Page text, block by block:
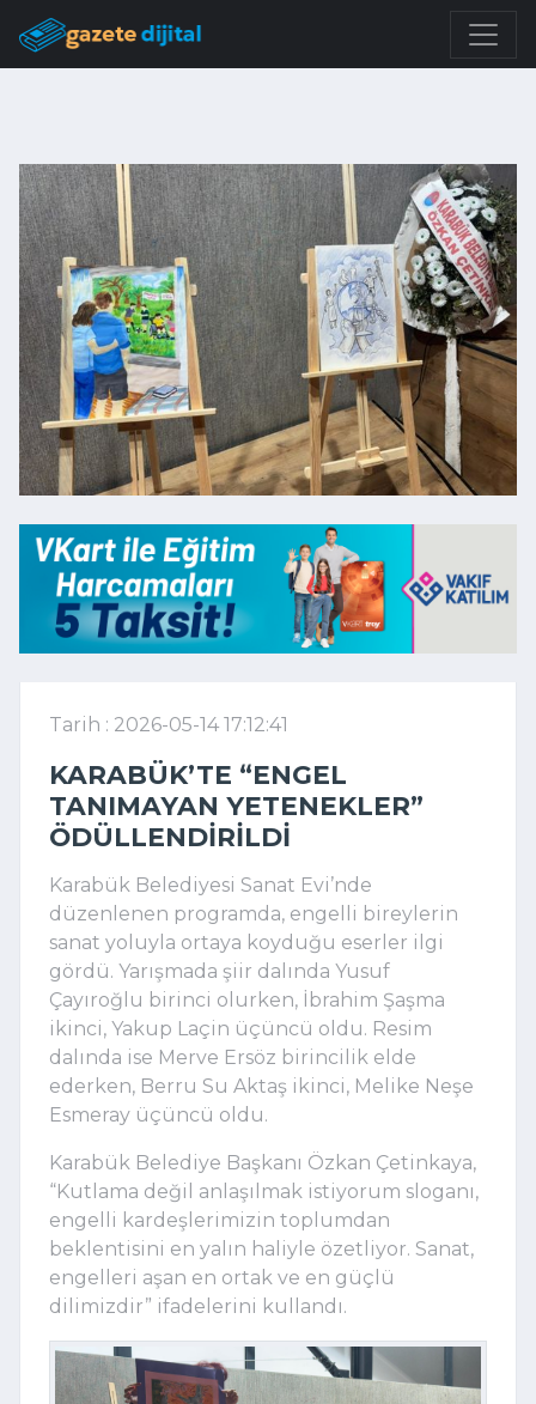
Tarih : 2026-05-14 17:12:41
KARABÜK’TE “ENGEL
TANIMAYAN YETENEKLER”
ÖDÜLLENDIRILDI
Karabük Belediyesi Sanat Evi’nde
düzenlenen programda, engelli bireylerin
sanat yoluyla ortaya koyduğu eserler ilgi
gördü. Yarışmada şiir dalında Yusuf
Çayıroğlu birinci olurken, İbrahim Şaşma
ikinci, Yakup Laçin üçüncü oldu. Resim
dalında ise Merve Ersöz birincilik elde
ederken, Berru Su Aktaş ikinci, Melike Neşe
Esmeray üçüncü oldu.
Karabük Belediye Başkanı Özkan Çetinkaya,
“Kutlama değil anlaşılmak istiyorum sloganı,
engelli kardeşlerimizin toplumdan
beklentisini en yalın haliyle özetliyor. Sanat,
engelleri aşan en ortak ve en güçlü
dilimizdir” ifadelerini kullandı.